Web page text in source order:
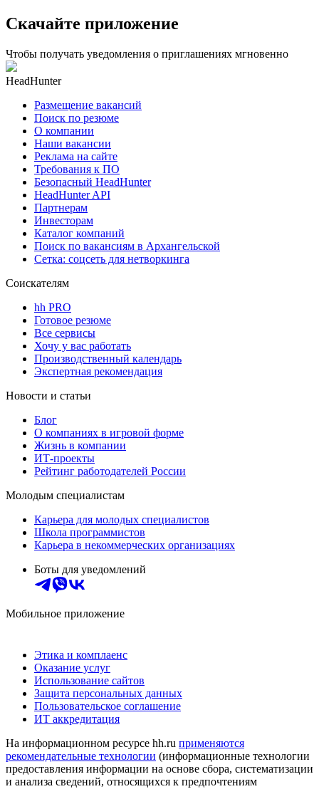
Скачайте приложение
Чтобы получать уведомления о приглашениях мгновенно
HeadHunter
Размещение вакансий
Поиск по резюме
О компании
Наши вакансии
Реклама на сайте
Требования к ПО
Безопасный HeadHunter
HeadHunter API
Партнерам
Инвесторам
Каталог компаний
Поиск по вакансиям в Архангельской
Сетка: соцсеть для нетворкинга
Соискателям
hh PRO
Готовое резюме
Все сервисы
Хочу у вас работать
Производственный календарь
Экспертная рекомендация
Новости и статьи
Блог
О компаниях в игровой форме
Жизнь в компании
ИТ-проекты
Рейтинг работодателей России
Молодым специалистам
Карьера для молодых специалистов
Школа программистов
Карьера в некоммерческих организациях
Боты для уведомлений
Мобильное приложение
Этика и комплаенс
Оказание услуг
Использование сайтов
Защита персональных данных
Пользовательское соглашение
ИТ аккредитация
На информационном ресурсе hh.ru применяются
рекомендательные технологии (информационные технологии
предоставления информации на основе сбора, систематизации
и анализа сведений, относящихся к предпочтениям